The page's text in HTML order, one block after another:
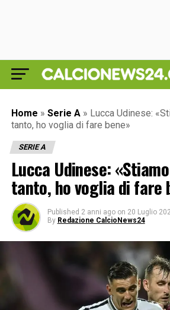
Home » Serie A » Lucca Udinese:
tanto, ho voglia di fare bene»
SERIE A
Lucca Udinese:
tanto, ho voglia di fare
Published 2 anni ago on 20 Luglio
By Redazione CalcioNews24